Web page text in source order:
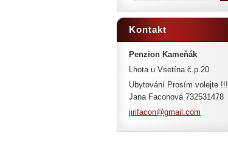
Kontakt
Penzion Kameňák
Lhota u Vsetína č.p.20
Ubytování Prosím volejte !!!
Jana Faconová 732531478
jirifacon@gmail.com